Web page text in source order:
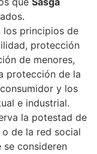
los principios de
protección
de menores,
protección de la
y los
e industrial.
la potestad de
de la red social
consideren